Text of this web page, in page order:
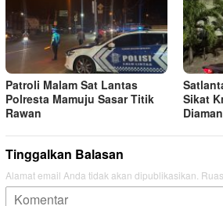
Patroli Malam Sat Lantas
Polresta Mamuju Sasar Titik
Rawan
Sikat
Tinggalkan Balasan
Alamat email Anda tidak akan dipublikasikan.